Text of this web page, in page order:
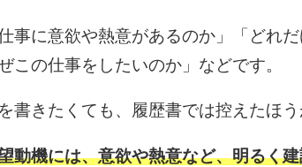
仕事に意欲や熱意があるのか」「どれ
この仕事をしたいのか」などです。
書きたくても、履歴書では控えたほう
動機には、意欲や熱意など、明るく